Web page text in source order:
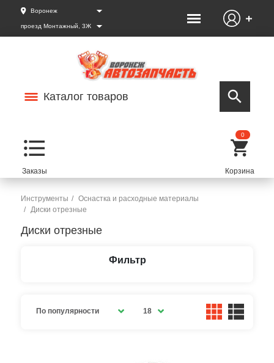
Воронеж
проезд Монтажный, 3Ж
Каталог товаров
0
Инструменты
Оснастка и расходные материалы
Диски отрезные
Диски отрезные
Фильтр
По популярности 18